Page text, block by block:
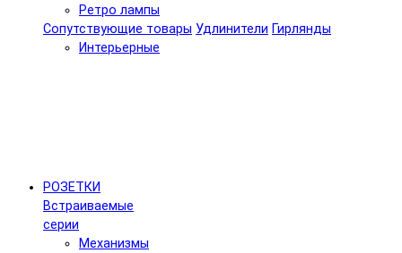
Ретро лампы
Сопутствующие товары Удлинители Гирлянды
Интерьерные
РОЗЕТКИ
Встраиваемые
серии
Механизмы